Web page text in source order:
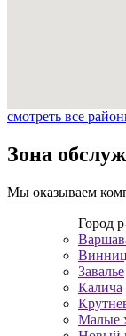
смотреть все
Зона
Мы оказываем
Город
Завалье
Калича
Малые